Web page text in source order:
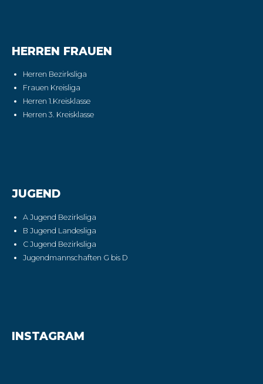
HERREN FRAUEN
Herren Bezirksliga
Frauen Kreisliga
Herren 1.Kreisklasse
Herren 3. Kreisklasse
JUGEND
A Jugend Bezirksliga
B Jugend Landesliga
C Jugend Bezirksliga
Jugendmannschaften G bis D
INSTAGRAM